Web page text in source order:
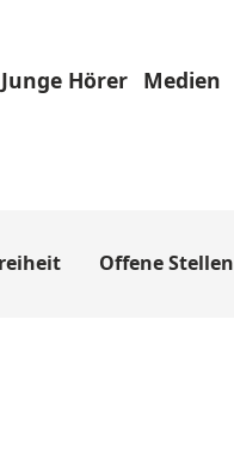
Junge Hörer Medien
Offene Stellen